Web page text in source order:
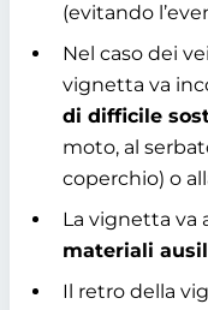
(evitando
Nel caso dei
vignetta va
di difficile
moto, al
coperchio) o
La vignetta va
materiali
Il retro della